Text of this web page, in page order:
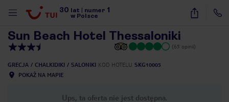
30 lat numer 1
w Polsce
9
Sun Beach Hotel Thessaloniki
(65 opinii)
GRECJA CHALKIDIKI SALONIKI KOD HOTELU SKG10005
POKAŻ NA MAPIE
Ups, ta oferta nie jest dostępna.